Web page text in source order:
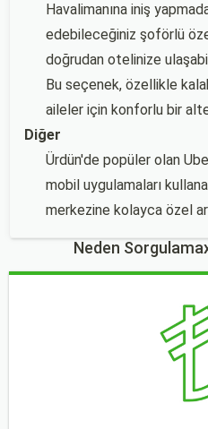
Havalimanına iniş
edebileceğiniz şoförlü
doğrudan otelinize
Bu seçenek, özellikle
aileler için konforlu bir
Diğer
Ürdün'de popüler olan
mobil uygulamaları
merkezine kolayca özel
Neden